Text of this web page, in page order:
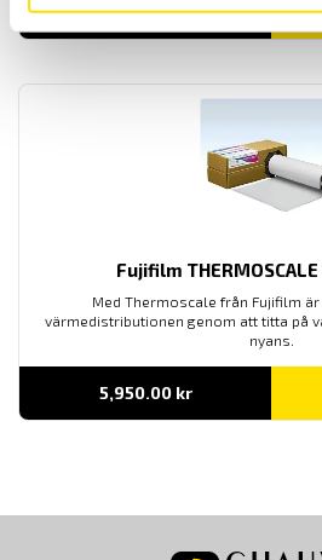
5,400.00kr
Fujifilm
Med Thermoscale från Fujifilm
värmedistributionen genom att titta på
nyans.
5,950.00 kr